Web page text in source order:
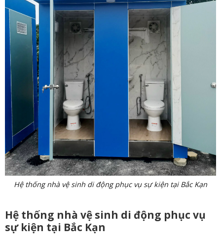
Hệ thống nhà vệ sinh di động phục vụ sự kiện tại Bắc Kạn
Hệ thống nhà vệ sinh di động phục vụ
sự kiện tại Bắc Kạn